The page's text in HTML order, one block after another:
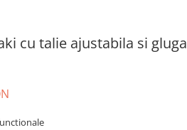
cu talie ajustabila si gluga